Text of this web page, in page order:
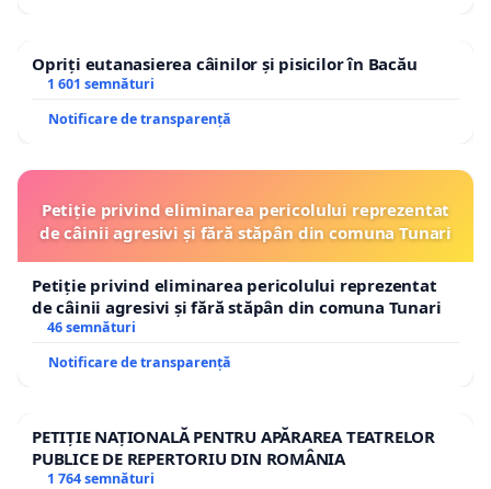
Opriți eutanasierea câinilor și pisicilor în Bacău
1 601 semnături
Notificare de transparență
Petiție privind eliminarea pericolului reprezentat
de câinii agresivi și fără stăpân din comuna Tunari
Petiție privind eliminarea pericolului reprezentat
de câinii agresivi și fără stăpân din comuna Tunari
46 semnături
Notificare de transparență
PETIȚIE NAȚIONALĂ PENTRU APĂRAREA TEATRELOR
PUBLICE DE REPERTORIU DIN ROMÂNIA
1 764 semnături